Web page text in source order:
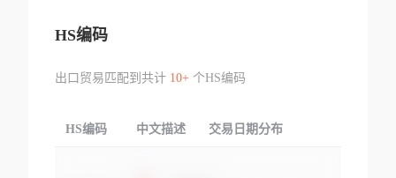
HS编码
出口贸易匹配到共计 10+个HS编码
HS编码 中文描述 交易日期分布